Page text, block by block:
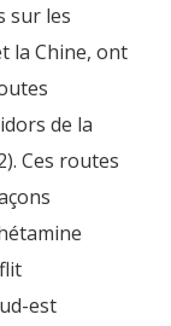
sur les
la Chine, ont
de la
Ces routes
est